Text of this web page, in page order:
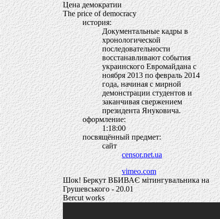
Цена демократии
The price of democracy
история:
Документальные кадры в
хронологической
последовательности
восстанавливают события
украинского Евромайдана с
ноября 2013 по февраль 2014
года, начиная с мирной
демонстрации студентов и
заканчивая свержением
президента Януковича.
оформление:
1:18:00
посвящённый предмет:
сайт
censor.net.ua
vimeo.com
Шок! Беркут ВБИВАЄ мітингувальника на
Грушевського - 20.01
Bercut works